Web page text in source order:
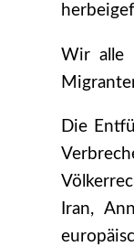
Wir alle
Die
Iran,